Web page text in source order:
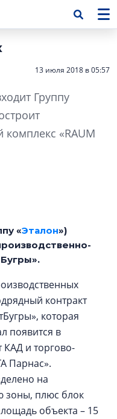
13 июля 2018 в 05:57
Группу
комплекс «RAUM
«Эталон»)
контракт
которая
появится в
КАД и торгово-
Парнас».
на
зоны, плюс блок
объекта – 15